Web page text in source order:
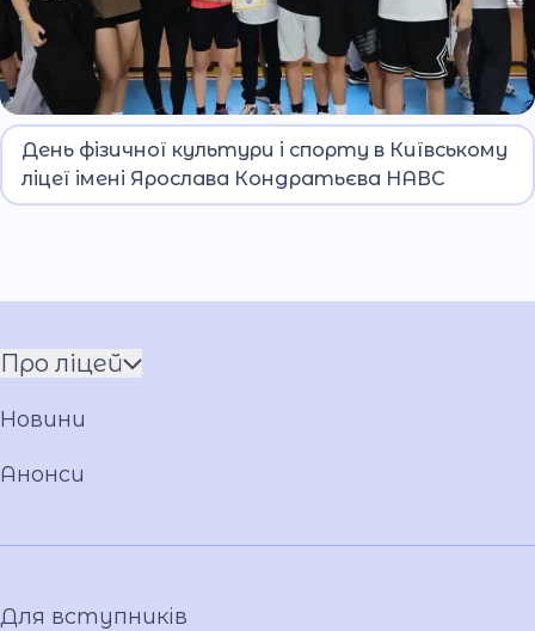
Доброю традицією стало проведення Дня
фізичної культури та спорту в ліцеї. Цього
року до спортивного дійства долучився весь
День фізичної культури і спорту в Київському
ліцеї імені Ярослава Кондратьєва НАВС
Про ліцей
Установчі документи
Новини
Анонси
Для вступників